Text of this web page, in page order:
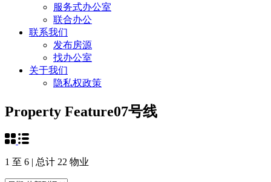
服务式办公室
联合办公
联系我们
发布房源
找办公室
关于我们
隐私权政策
Property Feature07号线
1 至 6 | 总计 22 物业